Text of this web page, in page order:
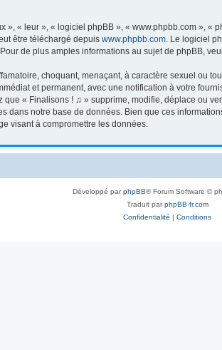
« leur », « logiciel phpBB », « www.phpbb.com »,
être téléchargé depuis www.phpbb.com. Le logiciel
de plus amples informations au sujet de phpBB,
choquant, menaçant, à caractère sexuel ou
et permanent, avec une notification à votre
« Finalisons ! ♫ » supprime, modifie, déplace ou
dans notre base de données. Bien que ces
visant à compromettre les données.
Développé parphpBB® Forum Software ©
Traduit parphpBB-fr.com
Confidentialité | Conditions